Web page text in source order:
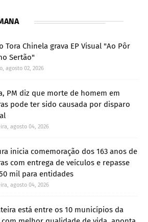
Tora Chinela grava EP Visual "Ao Pôr
Sertão"
agosto 02, 2026
PM diz que morte de homem em
pode ter sido causada por disparo
agosto 04, 2026
inicia comemoração dos 163 anos de
com entrega de veículos e repasse
mil para entidades
agosto 04, 2026
está entre os 10 municípios da